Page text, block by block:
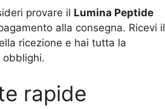
provare il Lumina Peptide
alla consegna. Ricevi il
ricezione e hai tutta la
obblighi.
rapide